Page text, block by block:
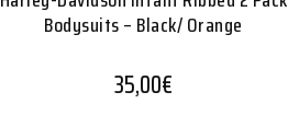
Bodysuits – Black/ Orange
35,00€